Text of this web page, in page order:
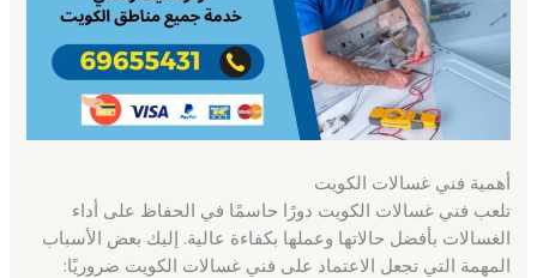
أهمية فني غسالات الكويت
تلعب فني غسالات الكويت دورًا حاسمًا في الحفاظ على أداء
الغسالات بأفضل حالاتها وعملها بكفاءة عالية. إليك بعض الأسباب
المهمة التي تجعل الاعتماد على فني غسالات الكويت ضروريًا: